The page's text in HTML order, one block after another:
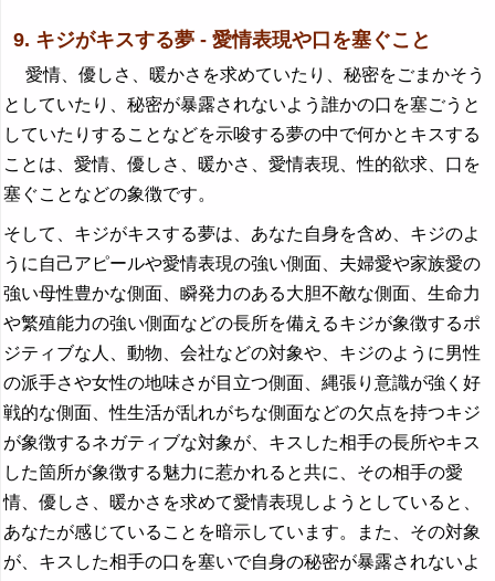
9. キジがキスする夢 - 愛情表現や口を塞ぐこと
愛情、優しさ、暖かさを求めていたり、秘密をごまかそう
としていたり、秘密が暴露されないよう誰かの口を塞ごうと
していたりすることなどを示唆する夢の中で何かとキスする
ことは、愛情、優しさ、暖かさ、愛情表現、性的欲求、口を
塞ぐことなどの象徴です。
そして、キジがキスする夢は、あなた自身を含め、キジのよ
うに自己アピールや愛情表現の強い側面、夫婦愛や家族愛の
強い母性豊かな側面、瞬発力のある大胆不敵な側面、生命力
や繁殖能力の強い側面などの長所を備えるキジが象徴するポ
ジティブな人、動物、会社などの対象や、キジのように男性
の派手さや女性の地味さが目立つ側面、縄張り意識が強く好
戦的な側面、性生活が乱れがちな側面などの欠点を持つキジ
が象徴するネガティブな対象が、キスした相手の長所やキス
した箇所が象徴する魅力に惹かれると共に、その相手の愛
情、優しさ、暖かさを求めて愛情表現しようとしていると、
あなたが感じていることを暗示しています。また、その対象
が、キスした相手の口を塞いで自身の秘密が暴露されないよ